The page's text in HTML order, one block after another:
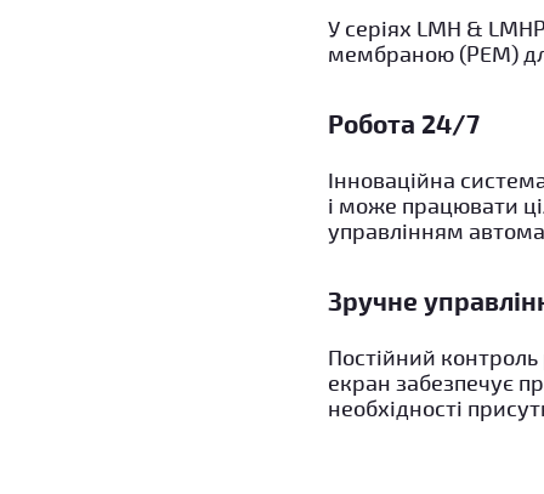
У серіях LMH &
мембраною (PEM)
Робота 24/7
Інноваційна
і може працювати
управлінням
Зручне
Постійний
екран забезпечує
необхідності